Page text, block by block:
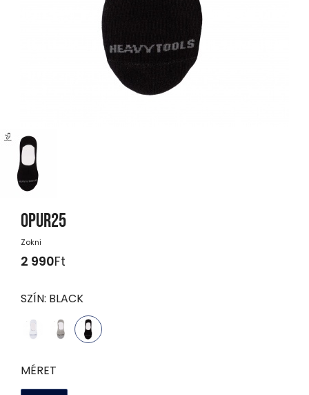
OPUR25
Zokni
2 990Ft
SZÍN: BLACK
MÉRET